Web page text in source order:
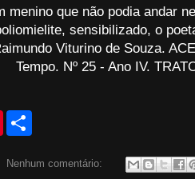
menino que não podia andar
sensibilizado, o
Viturino de Souza.
Tempo. Nº 25 - Ano IV.
P
e
e
Nenhum comentário: